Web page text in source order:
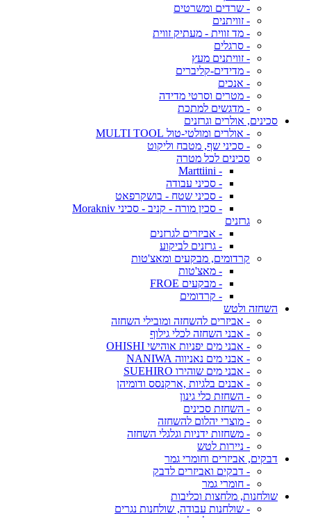
- שרדים ומשרטים
- זוויתנים
- מד זווית - מעתיק זווית
- סרגלים
- זוויתנים מעץ
- מדידים-קליברים
- אנכים
- מטרים וסרטי מדידה
- מדגשים למתכת
סכינים, אולרים וגרזנים
- אולרים ומולטי-טול MULTI TOOL
- סכיני שף, מטבח וליקוט
סכינים לכל מטרה
- Marttiini
- סכיני עבודה
- סכיני שטח - בושקרפאט
- סכין מורה - קניב - סכיני Morakniv
גרזנים
- אביזרים לגרזנים
- גרזנים לביקוע
קרדומים, מבקעים ומאצ'טות
- מאצ'טות
- מבקעים FROE
- קרדומים
השחזה ולטש
- אביזרים להשחזה ומובילי השחזה
- אבני השחזה לכלי גילוף
- אבני מים יפניות אוהישי OHISHI
- אבני מים נאניווה NANIWA
- אבני מים שוהירו SUEHIRO
- אבנים בלגיות ,ארקנסס ודומיהן
- השחזת כלי גינון
- השחזת סכינים
- מוצרי יהלום להשחזה
- משחזות ידניות וגלגלי השחזה
- ניירות לטש
דבקים, אביזרים וחומרי גמר
- דבקים ואביזרים לדבק
- חומרי גמר
שולחנות, מלחצות וכליבות
- שולחנות עבודה, שולחנות נגרים